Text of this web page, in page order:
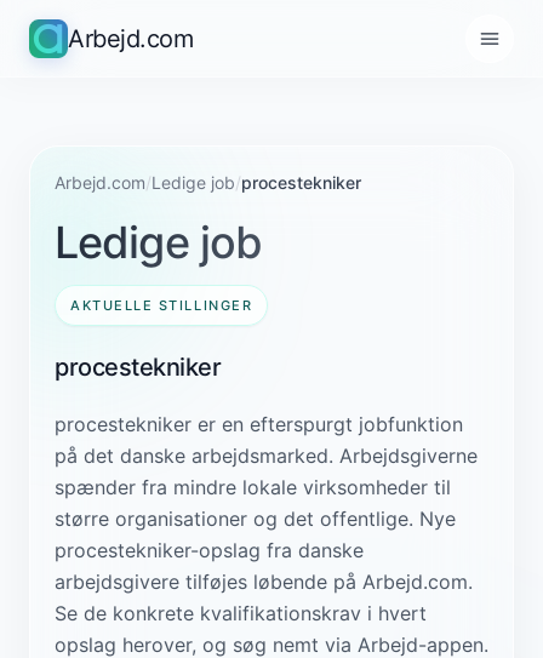
Arbejd.com
Arbejd.com/Ledige job/procestekniker
Ledige job
AKTUELLE STILLINGER
procestekniker
procestekniker er en efterspurgt jobfunktion
på det danske arbejdsmarked. Arbejdsgiverne
spænder fra mindre lokale virksomheder til
større organisationer og det offentlige. Nye
procestekniker-opslag fra danske
arbejdsgivere tilføjes løbende på Arbejd.com.
Se de konkrete kvalifikationskrav i hvert
opslag herover, og søg nemt via Arbejd-appen.